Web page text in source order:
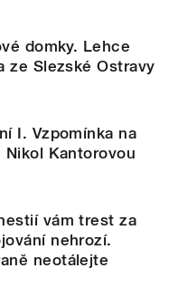
domky. Lehce
ze Slezské Ostravy
I. Vzpomínka na
Kantorovou
vám trest za
nehrozí.
neotálejte